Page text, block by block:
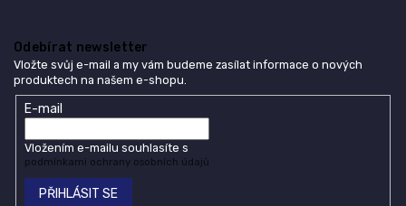
Odebírat newsletter
Vložte svůj e-mail a my vám budeme zasílat informace o nových
produktech na našem e-shopu.
E-mail
Vložením e-mailu souhlasíte s
podmínkami ochrany osobních údajů
PŘIHLÁSIT SE